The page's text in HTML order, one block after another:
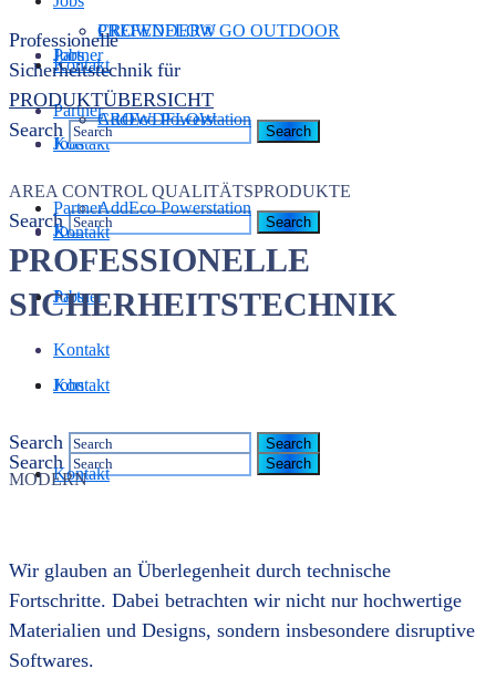
Partner
Jobs
Kontakt
Search
Jobs
Kontakt
Search
Partner
Jobs
Kontakt
Kontakt
Search
CROWDFLOW
AddEco Powerstation
Partner
Jobs
Kontakt
Search
PREFENDER® GO OUTDOOR
CROWDFLOW
AddEco Powerstation
Partner
Jobs
Kontakt
Professionelle
Sicherheitstechnik für
PRODUKTÜBERSICHT
AREA CONTROL QUALITÄTSPRODUKTE
PROFESSIONELLE
SICHERHEITSTECHNIK
MODERN
Wir glauben an Überlegenheit durch technische
Fortschritte. Dabei betrachten wir nicht nur hochwertige
Materialien und Designs, sondern insbesondere disruptive
Softwares.